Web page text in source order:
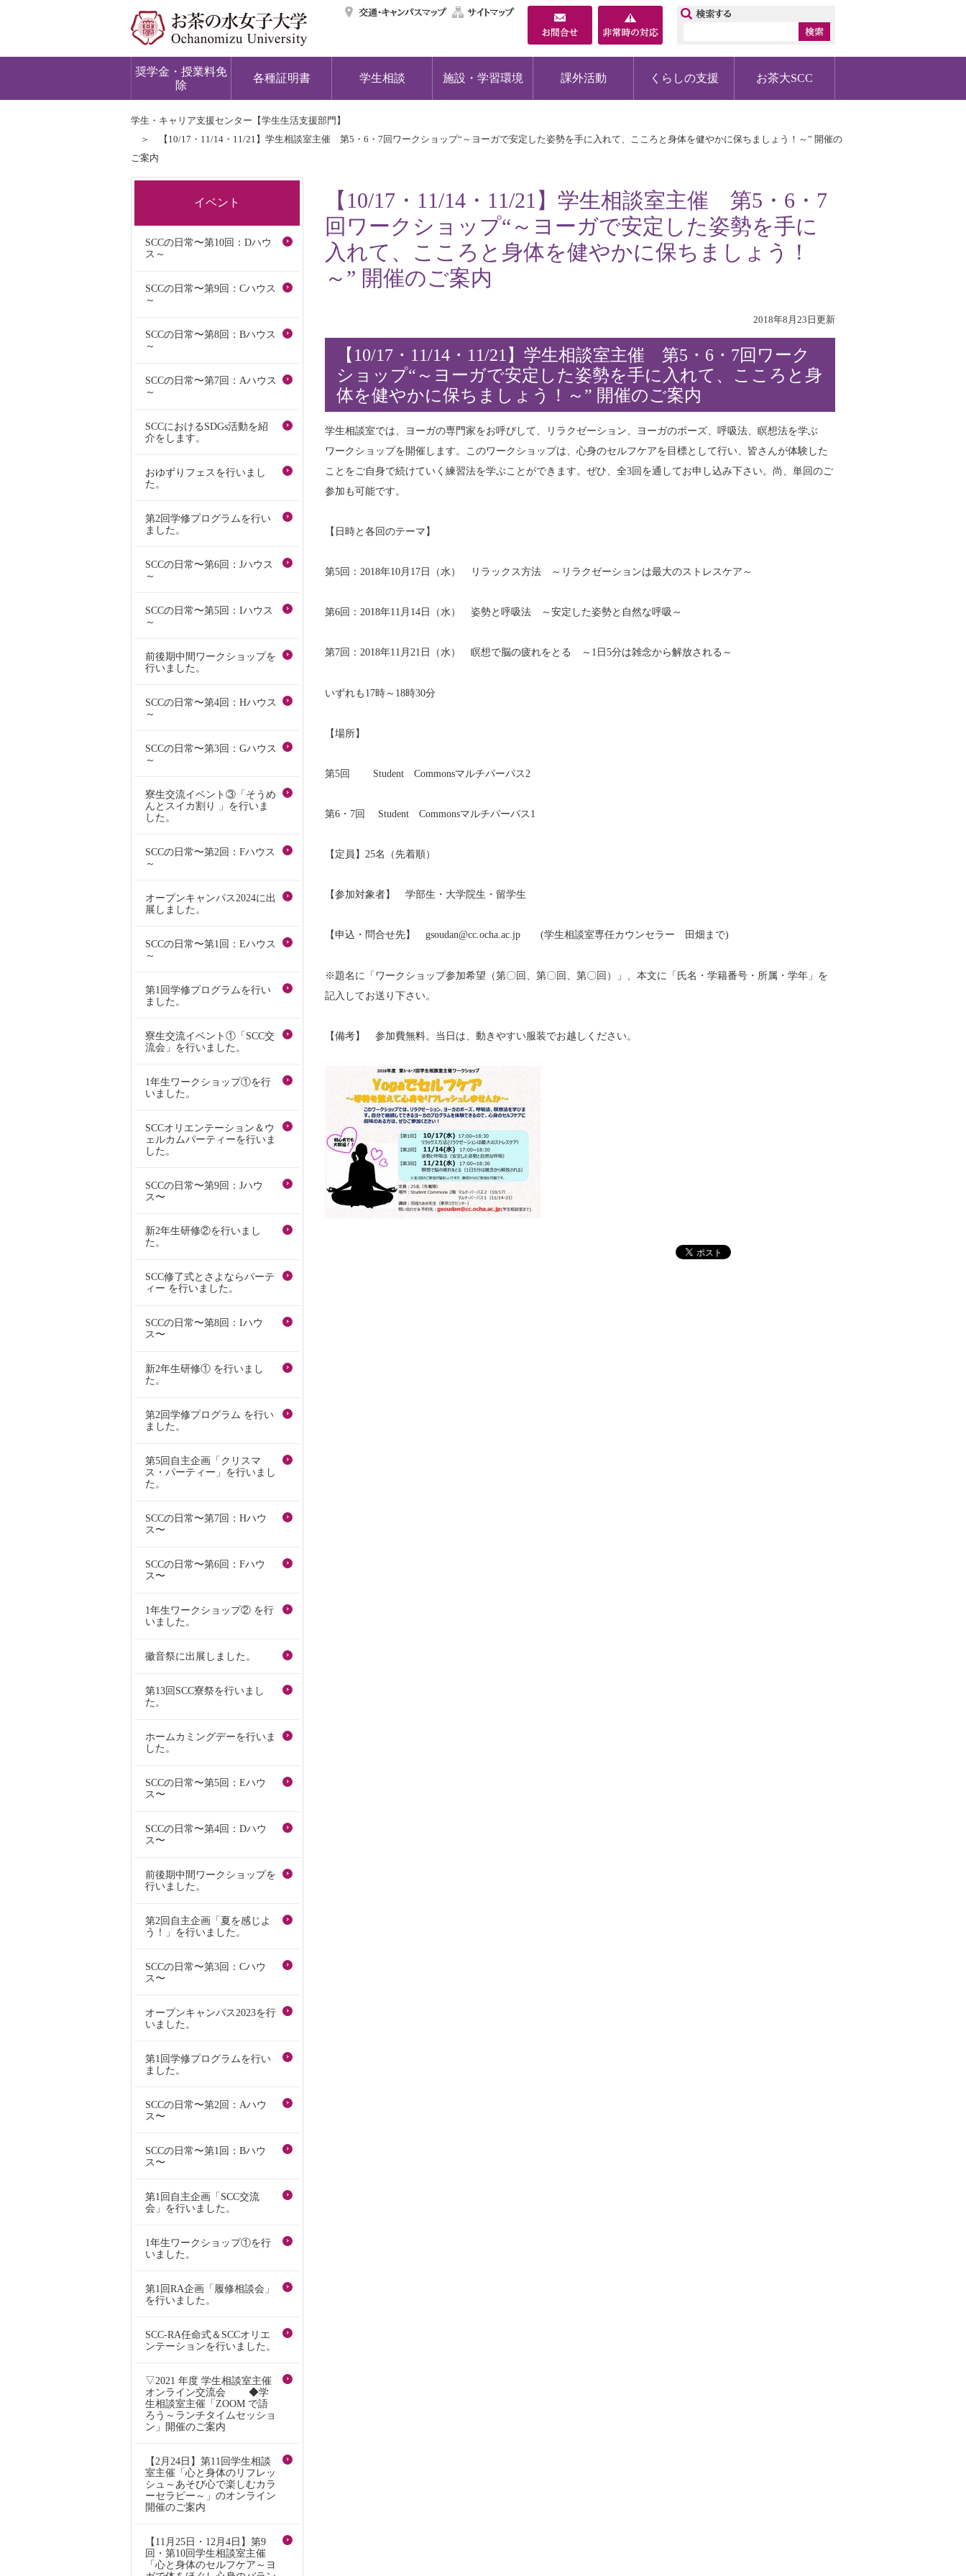
交通・キャンパスマップ
サイトマップ
奨学金・授業料免
除
各種証明書 学生相談 施設・学習環境 課外活動 くらしの支援 お茶大SCC
学生・キャリア支援センター【学生生活支援部門】
【10/17・11/14・11/21】学生相談室主催 第5・6・7回ワークショップ“～ヨーガで安定した姿勢を手に入れて、こころと身体を健やかに保ちましょう！～” 開催の
ご案内
【10/17・11/14・11/21】学生相談室主催 第5・6・7
回ワークショップ“～ヨーガで安定した姿勢を手に
入れて、こころと身体を健やかに保ちましょう！
～” 開催のご案内
2018年8月23日更新
【10/17・11/14・11/21】学生相談室主催 第5・6・7回ワーク
ショップ“～ヨーガで安定した姿勢を手に入れて、こころと身
体を健やかに保ちましょう！～” 開催のご案内
学生相談室では、ヨーガの専門家をお呼びして、リラクゼーション、ヨーガのポーズ、呼吸法、瞑想法を学ぶ
ワークショップを開催します。このワークショップは、心身のセルフケアを目標として行い、皆さんが体験した
ことをご自身で続けていく練習法を学ぶことができます。ぜひ、全3回を通してお申し込み下さい。尚、単回のご
参加も可能です。
【日時と各回のテーマ】
第5回：2018年10月17日（水） リラックス方法 ～リラクゼーションは最大のストレスケア～
第6回：2018年11月14日（水） 姿勢と呼吸法 ～安定した姿勢と自然な呼吸～
第7回：2018年11月21日（水） 瞑想で脳の疲れをとる ～1日5分は雑念から解放される～
いずれも17時～18時30分
【場所】
第5回 Student Commonsマルチパーパス2
第6・7回 Student Commonsマルチパーパス1
【定員】25名（先着順）
【参加対象者】 学部生・大学院生・留学生
【申込・問合せ先】 gsoudan@cc.ocha.ac.jp (学生相談室専任カウンセラー 田畑まで)
※題名に「ワークショップ参加希望（第〇回、第〇回、第〇回）」、本文に「氏名・学籍番号・所属・学年」を
記入してお送り下さい。
【備考】 参加費無料。当日は、動きやすい服装でお越しください。
イベント
SCCの日常〜第10回：Dハウ
ス～
SCCの日常〜第9回：Cハウス
～
SCCの日常〜第8回：Bハウス
～
SCCの日常〜第7回：Aハウス
～
SCCにおけるSDGs活動を紹
介をします。
おゆずりフェスを行いまし
た。
第2回学修プログラムを行い
ました。
SCCの日常〜第6回：Jハウス
～
SCCの日常〜第5回：Iハウス
～
前後期中間ワークショップを
行いました。
SCCの日常〜第4回：Hハウス
～
SCCの日常〜第3回：Gハウス
～
寮生交流イベント③「そうめ
んとスイカ割り 」を行いま
した。
SCCの日常〜第2回：Fハウス
～
オープンキャンパス2024に出
展しました。
SCCの日常〜第1回：Eハウス
～
第1回学修プログラムを行い
ました。
寮生交流イベント①「SCC交
流会」を行いました。
1年生ワークショップ①を行
いました。
SCCオリエンテーション＆ウ
ェルカムパーティーを行いま
した。
SCCの日常〜第9回：Jハウ
ス〜
新2年生研修②を行いまし
た。
SCC修了式とさよならパーテ
ィー を行いました。
SCCの日常〜第8回：Iハウ
ス〜
新2年生研修① を行いまし
た。
第2回学修プログラム を行い
ました。
第5回自主企画「クリスマ
ス・パーティー」を行いまし
た。
SCCの日常〜第7回：Hハウ
ス〜
SCCの日常〜第6回：Fハウ
ス〜
1年生ワークショップ② を行
いました。
徽音祭に出展しました。
第13回SCC寮祭を行いまし
た。
ホームカミングデーを行いま
した。
SCCの日常〜第5回：Eハウ
ス〜
SCCの日常〜第4回：Dハウ
ス〜
前後期中間ワークショップを
行いました。
第2回自主企画「夏を感じよ
う！」を行いました。
SCCの日常〜第3回：Cハウ
ス〜
オープンキャンパス2023を行
いました。
第1回学修プログラムを行い
ました。
SCCの日常〜第2回：Aハウ
ス〜
SCCの日常〜第1回：Bハウ
ス〜
第1回自主企画「SCC交流
会」を行いました。
1年生ワークショップ①を行
いました。
第1回RA企画「履修相談会」
を行いました。
SCC-RA任命式＆SCCオリエ
ンテーションを行いました。
▽2021 年度 学生相談室主催
オンライン交流会 ◆学
生相談室主催「ZOOM で語
ろう～ランチタイムセッショ
ン」開催のご案内
【2月24日】第11回学生相談
室主催「心と身体のリフレッ
シュ～あそび心で楽しむカラ
ーセラピー～」のオンライン
開催のご案内
【11月25日・12月4日】第9
回・第10回学生相談室主催
「心と身体のセルフケア～ヨ